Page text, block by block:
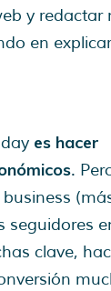
y redactar
en
es hacer
.
seguidores
clave,